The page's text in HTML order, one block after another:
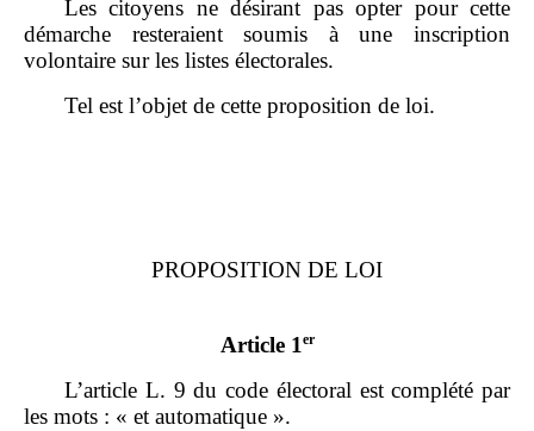
Les citoyens ne désirant pas opter pour cette
démarche resteraient soumis à une inscription
volontaire sur les listes électorales.
Tel est l’objet de cette proposition de loi.
PROPOSITION DE LOI
Article 1er
L’article L. 9 du code électoral est complété par
les mots : « et automatique ».